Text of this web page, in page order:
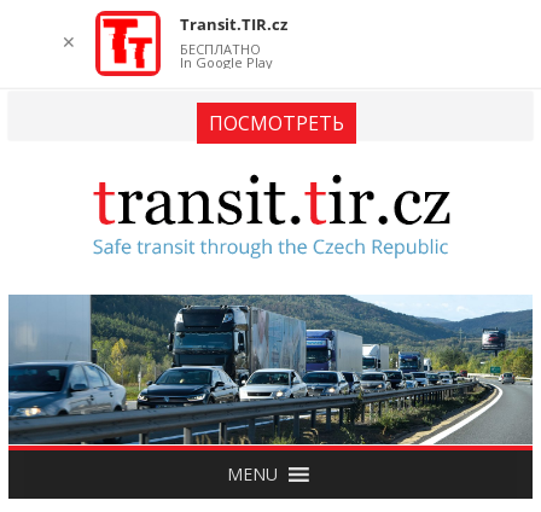
MENU
✕
Transit.TIR.cz
БЕСПЛАТНО
In Google Play
ПОСМОТРЕТЬ